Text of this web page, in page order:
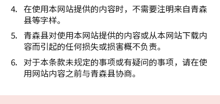
在使用本网站提供的内容时，不需要注明来自青森
县等字样。
青森县对使用本网站提供的内容或从本网站下载内
容而引起的任何损失或损害概不负责。
对于本条款未规定的事项或有疑问的事项，请在使
用网站内容之前与青森县协商。